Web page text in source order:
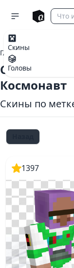
Скины
Головы
Главная
Скины
Космонавт
Скины по
1397